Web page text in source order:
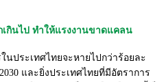
กินไป ทำให้แรงงานขาดแคลน
นประเทศไทยจะหายไปกว่าร้อยละ
และยิ่งประเทศไทยที่มีอัตราการ